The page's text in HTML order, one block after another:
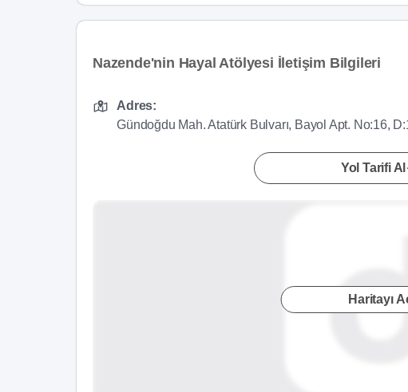
Nazende'nin Hayal Atölyesi İletişim Bilgileri
Adres:
Gündoğdu Mah. Atatürk Bulvarı, Bayol Apt. No:16,
Yol Tarifi Al
Haritayı